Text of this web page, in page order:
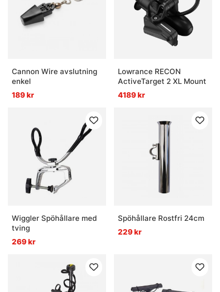
Cannon Wire avslutning
enkel
189 kr
Lowrance RECON
ActiveTarget 2 XL Mount
4189 kr
Wiggler Spöhållare med
tving
269 kr
Spöhållare Rostfri 24cm
229 kr